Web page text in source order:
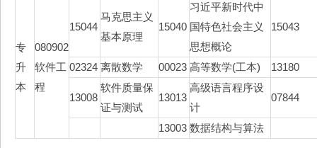
专
升
本
080902
软件工
程
15044
马克思主义
基本原理
15040
习近平新时代中
国特色社会主义
思想概论
15043
02324 离散数学 00023 高等数学(工本) 13180
13008
软件质量保
证与测试
13013
高级语言程序设
计
07844
13003 数据结构与算法